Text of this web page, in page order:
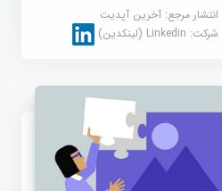
انتشار مرجع:آخرین آپدیت
شرکت:Linkedin (لینکدین)